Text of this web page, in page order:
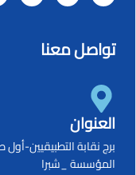
تواصل معنا
العنوان
برج نقابة التطبيقيين-
المؤسسة _شبرا